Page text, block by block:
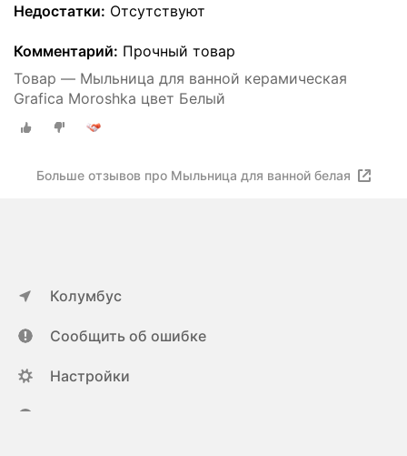
Недостатки: Отсутствуют
Комментарий: Прочный товар
Товар — Мыльница для ванной керамическая
Grafica Moroshka цвет Белый
Больше отзывов про Мыльница для ванной белая
Колумбус
Сообщить об ошибке
Настройки